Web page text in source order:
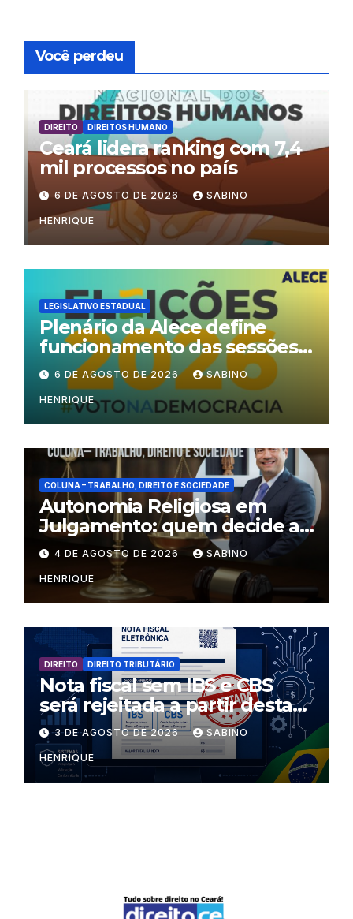
Você perdeu
DIREITO DIREITOS HUMANO
Ceará lidera ranking com 7,4
mil processos no país
6 DE AGOSTO DE 2026 SABINO
HENRIQUE
LEGISLATIVO ESTADUAL
Plenário da Alece define
funcionamento das sessões
durante o período eleitoral
6 DE AGOSTO DE 2026 SABINO
HENRIQUE
COLUNA – TRABALHO, DIREITO E SOCIEDADE
Autonomia Religiosa em
Julgamento: quem decide as
regras dentro dos templos?
4 DE AGOSTO DE 2026 SABINO
HENRIQUE
DIREITO DIREITO TRIBUTÁRIO
Nota fiscal sem IBS e CBS
será rejeitada a partir desta
segunda-feira
3 DE AGOSTO DE 2026 SABINO
HENRIQUE